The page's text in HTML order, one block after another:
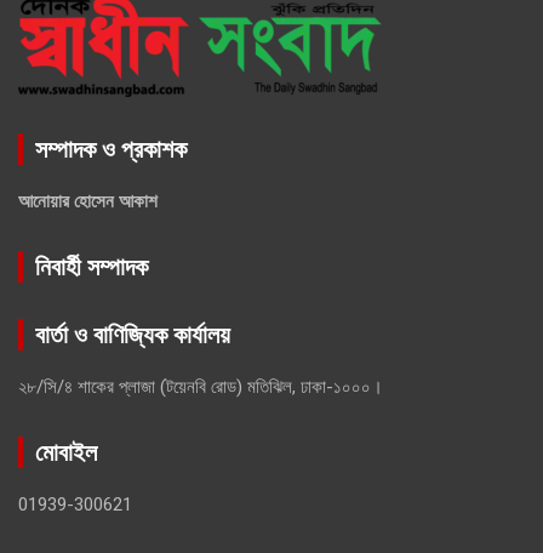
সম্পাদক ও প্রকাশক
আনোয়ার হোসেন আকাশ
নিবার্হী সম্পাদক
বার্তা ও বাণিজ্যিক কার্যালয়
২৮/সি/৪ শাকের প্লাজা (টয়েনবি রোড) মতিঝিল, ঢাকা-১০০০।
মোবাইল
01939-300621